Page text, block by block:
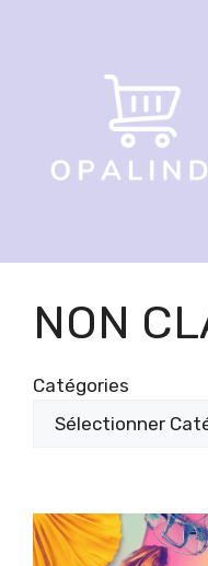
NON
Catégories